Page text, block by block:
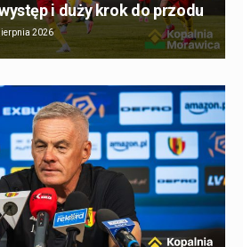
i duży krok do przodu
2026